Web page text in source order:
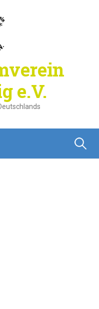
e.V.
Suchen